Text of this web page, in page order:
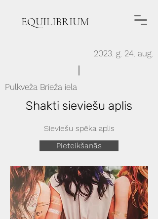
EQUILIBRIUM
2023. g. 24. aug.
Pulkveža Brieža iela
Shakti sieviešu aplis
Sieviešu spēka aplis
Pieteikšanās